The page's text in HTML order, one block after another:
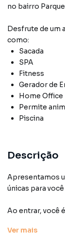
no bairro
Desfrute de um
como:
Sacada
SPA
Fitness
Gerador de
Home Office
Permite
Piscina
Descrição
Apresentamos
únicas para
Ao entrar, você
Ver mais